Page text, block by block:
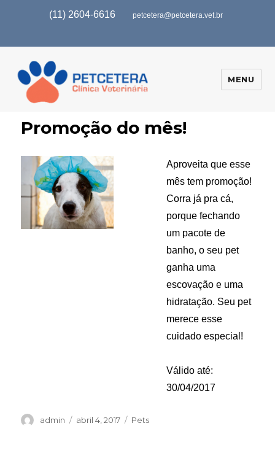
(11) 2604-6616 petcetera@petcetera.vet.br
MENU
Promoção do mês!
Aproveita que esse
mês tem promoção!
Corra já pra cá,
porque fechando
um pacote de
banho, o seu pet
ganha uma
escovação e uma
hidratação. Seu pet
merece esse
cuidado especial!
Válido até:
30/04/2017
Autor
admin
Publicado
abril 4, 2017 Categorias
Pets